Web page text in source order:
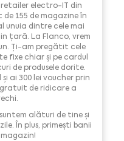
electro-IT din
155 de magazine în
unuia dintre cele mai
țară. La Flanco, vrem
Ți-am pregătit cele
fixe chiar și pe cardul
de produsele dorite.
ai 300 lei voucher prin
gratuit de ridicare a
alături de tine și
În plus, primești banii